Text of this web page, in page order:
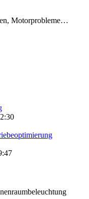
Motorprobleme…